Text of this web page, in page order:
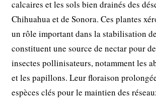
calcaires et les sols bien drainés des
Chihuahua et de Sonora. Ces plantes
un rôle important dans la stabilisation
constituent une source de nectar pour
insectes pollinisateurs, notamment les
et les papillons. Leur floraison
espèces clés pour le maintien des